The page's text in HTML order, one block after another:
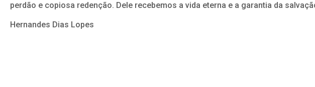
perdão e copiosa redenção. Dele recebemos a vida eterna e a garantia da
Hernandes Dias Lopes